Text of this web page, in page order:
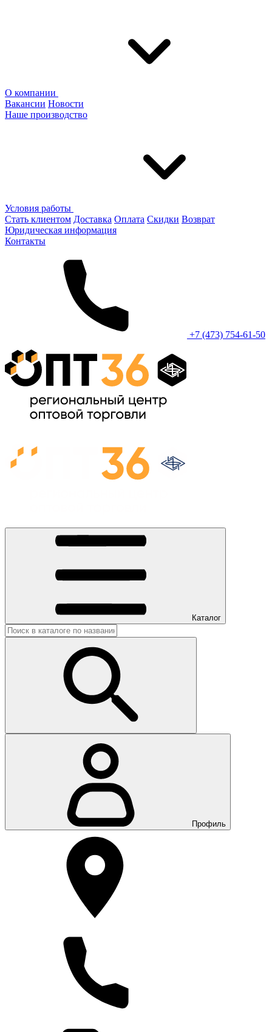
О компании
Вакансии Новости
Наше производство
Условия работы
Стать клиентом Доставка Оплата Скидки Возврат
Юридическая информация
Контакты
+7 (473) 754-61-50
Каталог
Профиль